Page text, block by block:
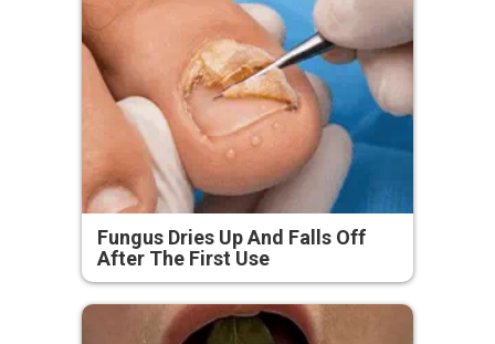
Fungus Dries Up And Falls Off
After The First Use